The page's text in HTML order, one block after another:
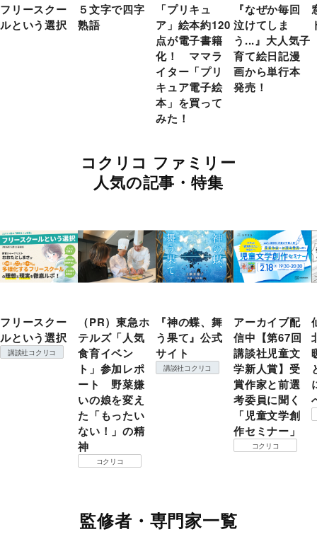
フリースクー
ルという選択
５文字で四字
熟語
「プリキュ
ア」絵本約120
点が電子書籍
化！ ママラ
イター「プリ
キュア電子絵
本」を買って
みた！
『なぜか毎回
泣けてしま
う...』大人気子
育て絵日記漫
画から単行本
発売！
コクリコ ファミリー
人気の記事・特集
フリースクー
ルという選択
講談社コクリコ
（PR）東急ホ
テルズ「人気
食育イベン
ト」参加レポ
ート 野菜嫌
いの娘を変え
た「もったい
ない！」の精
神
コクリコ
『神の蝶、舞
う果て』公式
サイト
講談社コクリコ
アーカイブ配
信中【第67回
講談社児童文
学新人賞】受
賞作家と前選
考委員に聞く
「児童文学創
作セミナー」
コクリコ
監修者・専門家一覧